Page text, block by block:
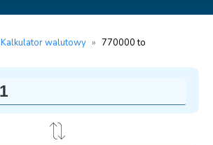
Kalkulator walutowy » 770000 to